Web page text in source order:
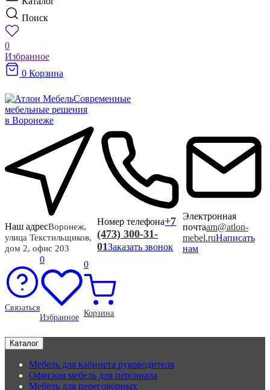
Поиск
0
Избранное
0 Корзина
Современные
мебельные решения
в Воронеже
Наш адресВоронеж,
улица Текстильщиков,
дом 2, офис 203
Номер телефона+7
(473) 300-31-
01Заказать звонок
Электронная
почтаam@atlon-
mebel.ruНаписать
нам
Связаться
0
Избранное
0
Корзина
Каталог
Мебель для кабинета руководителя
Офисная мебель для персонала
Мебель для переговорных